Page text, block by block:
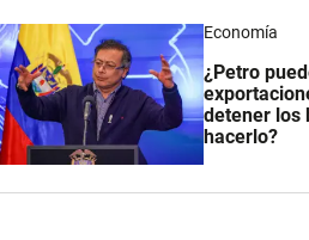
Economía
¿Petro
detener los
hacerlo?